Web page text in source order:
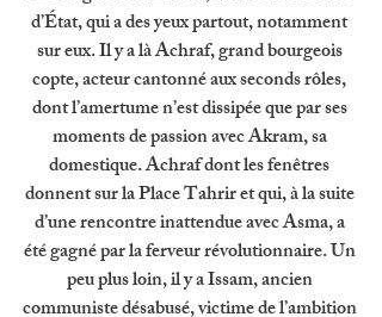
d’État, qui a des yeux partout, notamment
sur eux. Il y a là Achraf, grand bourgeois
copte, acteur cantonné aux seconds rôles,
dont l’amertume n’est dissipée que par ses
moments de passion avec Akram, sa
domestique. Achraf dont les fenêtres
donnent sur la Place Tahrir et qui, à la suite
d’une rencontre inattendue avec Asma, a
été gagné par la ferveur révolutionnaire. Un
peu plus loin, il y a Issam, ancien